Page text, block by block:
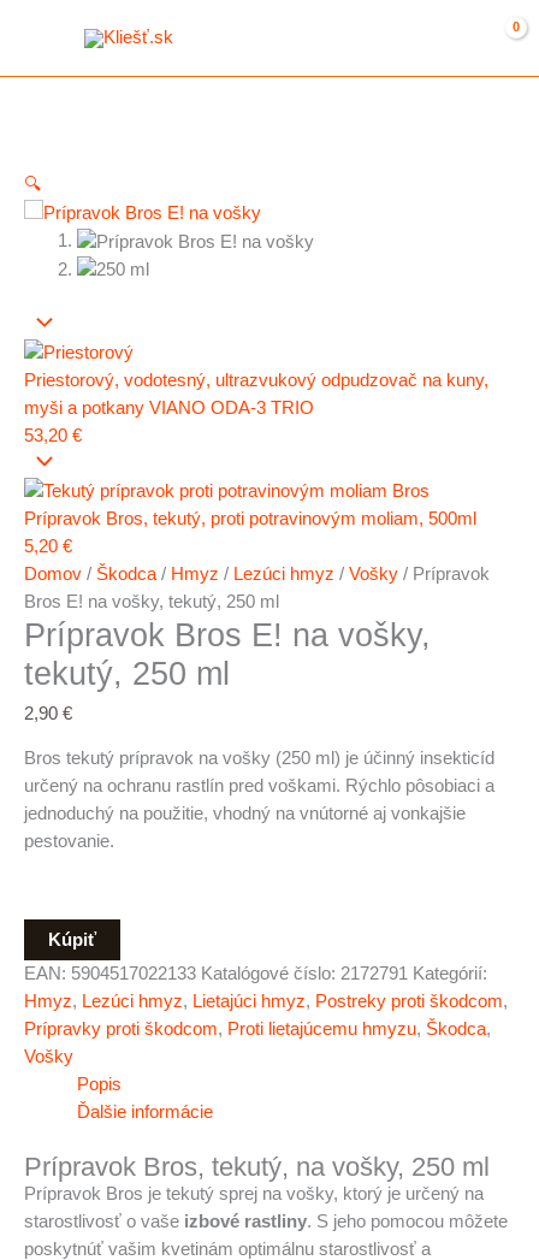
🔍
Priestorový, vodotesný, ultrazvukový odpudzovač na kuny,
myši a potkany VIANO ODA-3 TRIO
53,20 €
Prípravok Bros, tekutý, proti potravinovým moliam, 500ml
5,20 €
Domov / Škodca/ Hmyz / Lezúci hmyz / Vošky / Prípravok
Bros E! na vošky, tekutý, 250 ml
Prípravok Bros E! na vošky,
tekutý, 250 ml
2,90 €
Bros tekutý prípravok na vošky (250 ml) je účinný insekticíd
určený na ochranu rastlín pred voškami. Rýchlo pôsobiaci a
jednoduchý na použitie, vhodný na vnútorné aj vonkajšie
pestovanie.
Kúpiť
EAN: 5904517022133 Katalógové číslo: 2172791
Kategórií:
Hmyz, Lezúci hmyz, Lietajúci hmyz, Postreky proti škodcom,
Prípravky proti škodcom, Proti lietajúcemu hmyzu, Škodca,
Vošky
Popis
Ďalšie informácie
Prípravok Bros, tekutý, na vošky, 250 ml
Prípravok Bros je tekutý sprej na vošky, ktorý je určený na
starostlivosť o vaše izbové rastliny. S jeho pomocou môžete
poskytnúť vašim kvetinám optimálnu starostlivosť a